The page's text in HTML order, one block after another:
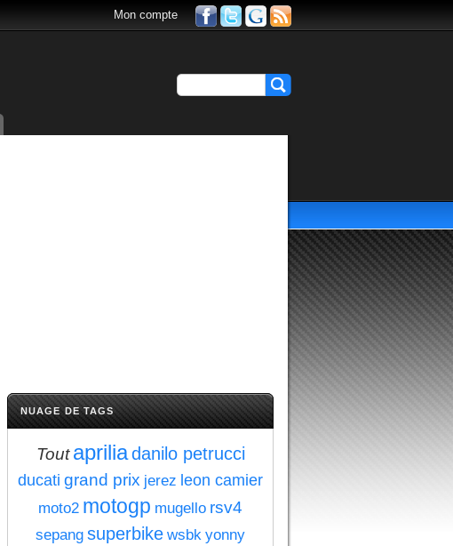
Mon compte
NUAGE DE TAGS
Tout apriliadanilo petrucci
ducati grand prix jerez leon camier
moto2 motogp mugello rsv4
sepang superbike wsbk yonny